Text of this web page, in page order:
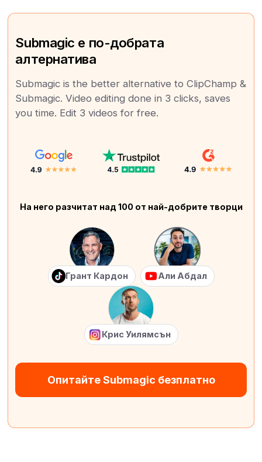
Submagic е по-добрата
алтернатива
Submagic is the better alternative to ClipChamp &
Submagic. Video editing done in 3 clicks, saves
you time. Edit 3 videos for free.
На него разчитат над 100 от най-добрите творци
Грант Кардон Али Абдал
Крис Уилямсън
Опитайте Submagic безплатно